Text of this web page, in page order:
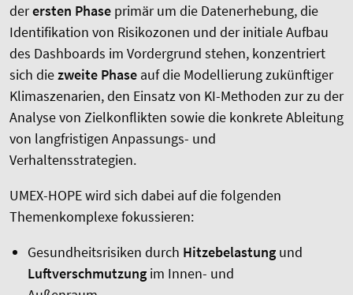
derersten Phase primär um die Datenerhebung, die
Identifikation von Risikozonen und der initiale Aufbau
des Dashboards im Vordergrund stehen, konzentriert
sich diezweite Phase auf die Modellierung zukünftiger
Klimaszenarien, den Einsatz von KI-Methoden zur zu der
Analyse von Zielkonflikten sowie die konkrete Ableitung
von langfristigen Anpassungs- und
Verhaltensstrategien.
UMEX-HOPE wird sich dabei auf die folgenden
Themenkomplexe fokussieren:
Gesundheitsrisiken durch Hitzebelastungund
Luftverschmutzungim Innen- und